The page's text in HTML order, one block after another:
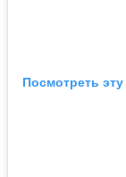
Посмотреть